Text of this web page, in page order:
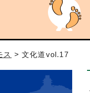
ス > 文化道vol.17